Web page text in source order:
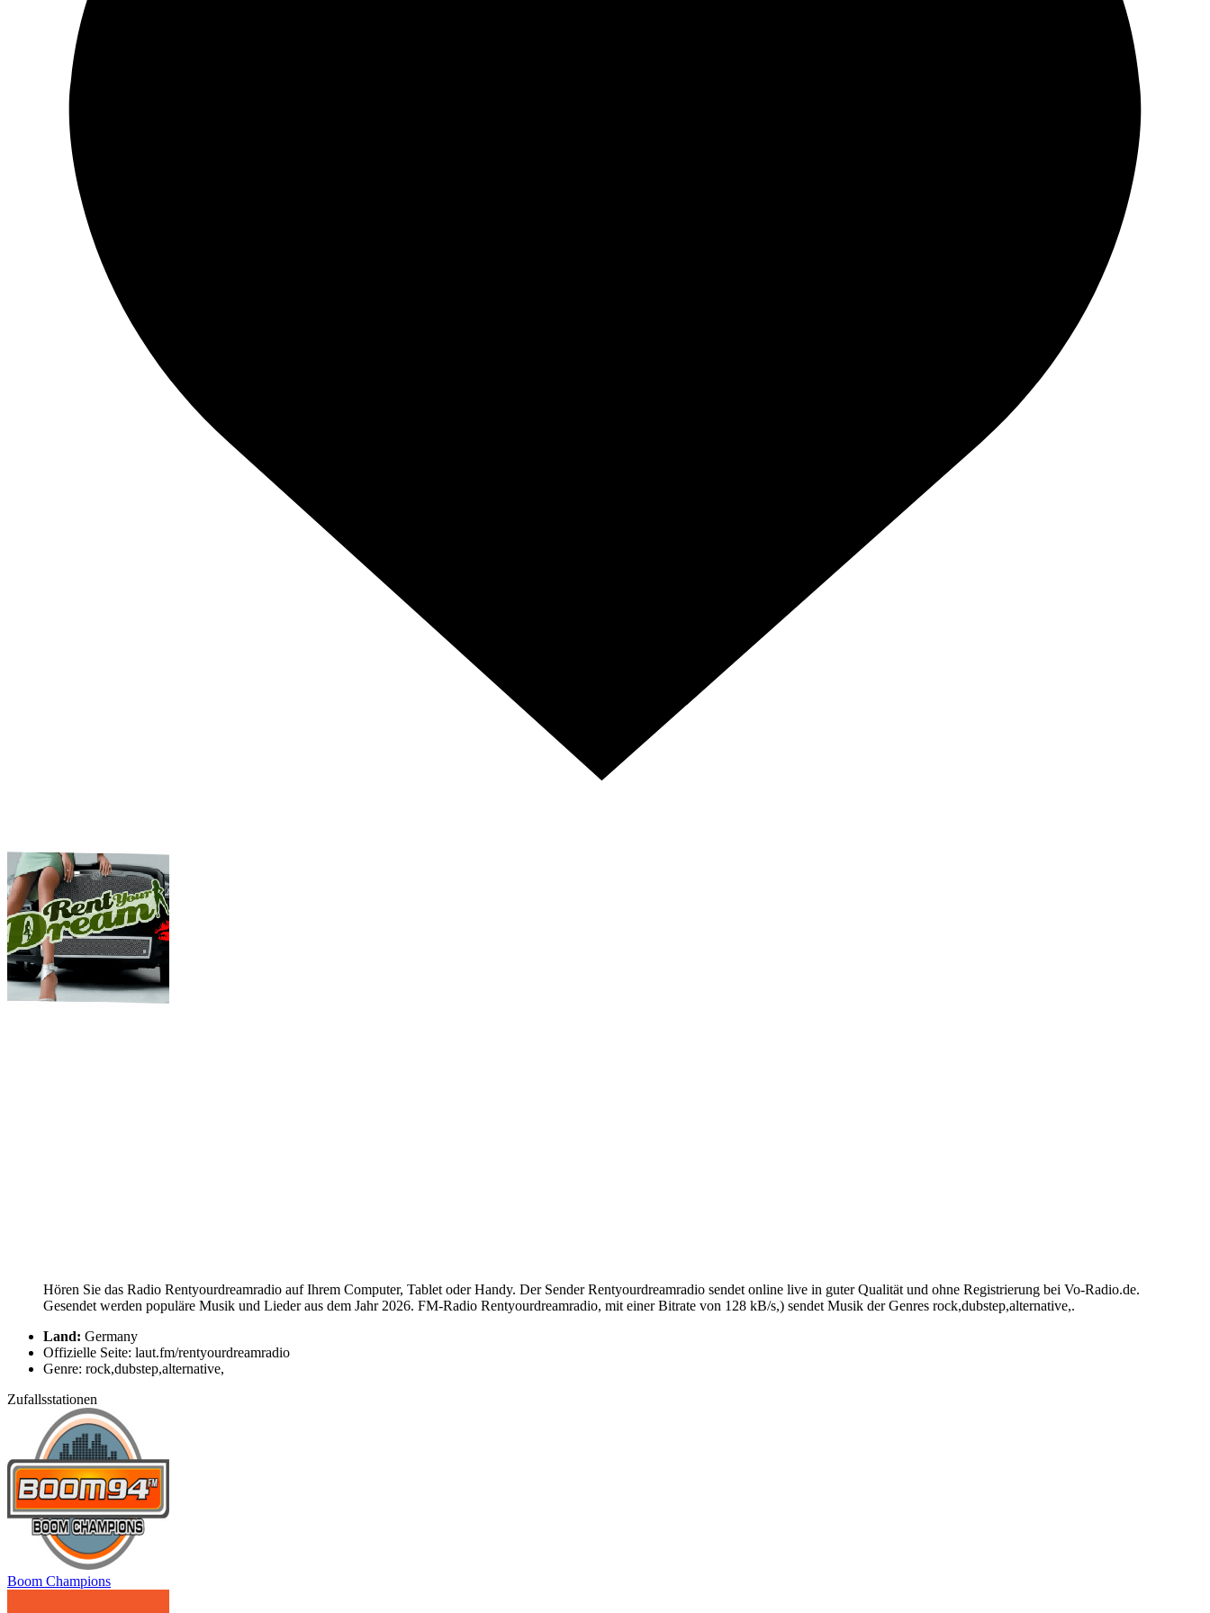
Hören Sie das Radio Rentyourdreamradio auf Ihrem Computer, Tablet oder Handy. Der Sender Rentyourdreamradio sendet online live in guter Qualität und ohne Registrierung bei Vo-Radio.de.
Gesendet werden populäre Musik und Lieder aus dem Jahr 2026. FM-Radio Rentyourdreamradio, mit einer Bitrate von 128 kB/s,) sendet Musik der Genres rock,dubstep,alternative,.
Land: Germany
Offizielle Seite: laut.fm/rentyourdreamradio
Genre: rock,dubstep,alternative,
Zufallsstationen
Boom Champions